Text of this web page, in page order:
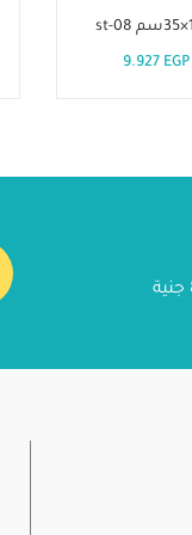
9.927 EGP